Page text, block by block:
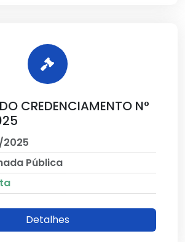
CREDENCIAMENTO N°
Pública
Detalhes